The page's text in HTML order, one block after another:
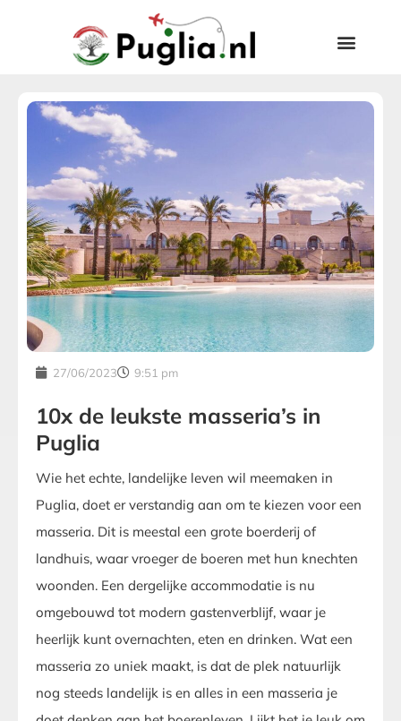
27/06/2023 9:51 pm
10x de leukste masseria’s in
Puglia
Wie het echte, landelijke leven wil meemaken in
Puglia, doet er verstandig aan om te kiezen voor een
masseria. Dit is meestal een grote boerderij of
landhuis, waar vroeger de boeren met hun knechten
woonden. Een dergelijke accommodatie is nu
omgebouwd tot modern gastenverblijf, waar je
heerlijk kunt overnachten, eten en drinken. Wat een
masseria zo uniek maakt, is dat de plek natuurlijk
nog steeds landelijk is en alles in een masseria je